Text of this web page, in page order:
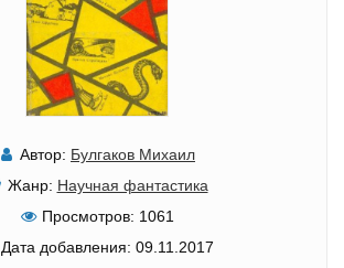
Автор: Булгаков Михаил
Жанр: Научная фантастика
Просмотров: 1061
Дата добавления: 09.11.2017